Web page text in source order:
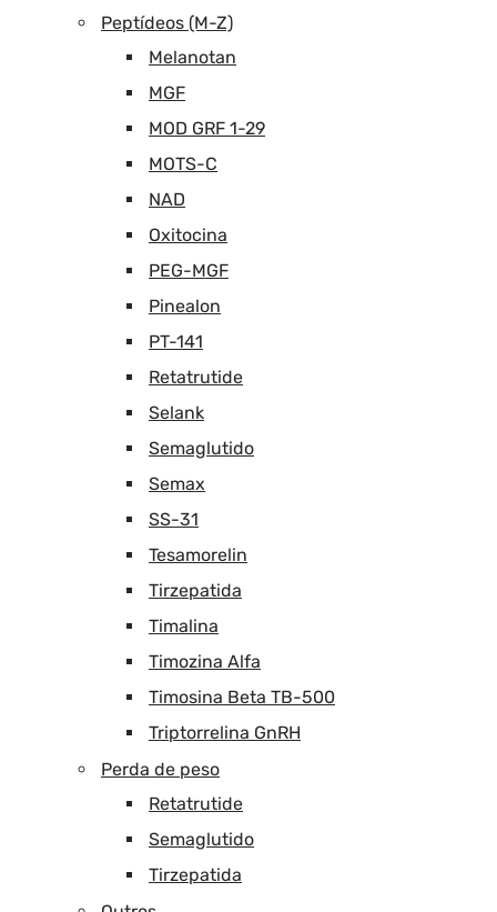
Peptídeos (M-Z)
Melanotan
MGF
MOD GRF 1-29
MOTS-C
NAD
Oxitocina
PEG-MGF
Pinealon
PT-141
Retatrutide
Selank
Semaglutido
Semax
SS-31
Tesamorelin
Tirzepatida
Timalina
Timozina Alfa
Timosina Beta TB-500
Triptorrelina GnRH
Perda de peso
Retatrutide
Semaglutido
Tirzepatida